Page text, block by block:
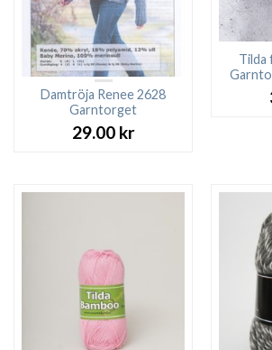
Damtröja Renee 2628
Garntorget
29.00 kr
Tilda